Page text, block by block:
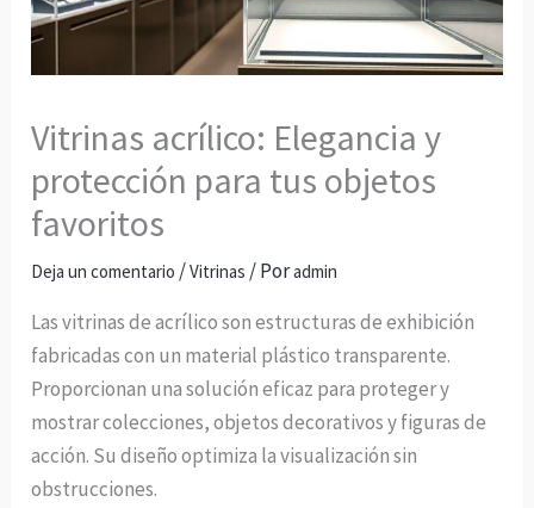
Vitrinas acrílico: Elegancia y
protección para tus objetos
favoritos
Deja un comentario /Vitrinas / Poradmin
Las vitrinas de acrílico son estructuras de exhibición
fabricadas con un material plástico transparente.
Proporcionan una solución eficaz para proteger y
mostrar colecciones, objetos decorativos y figuras de
acción. Su diseño optimiza la visualización sin
obstrucciones.